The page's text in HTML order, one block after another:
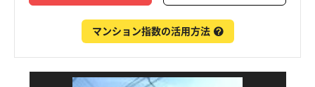
マンション指数の活用方法